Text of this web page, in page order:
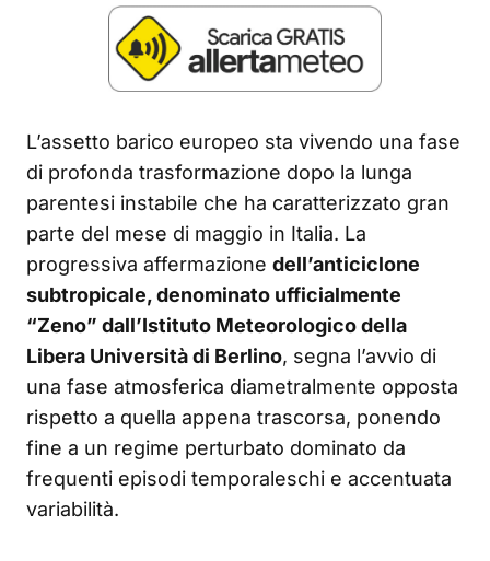
L’assetto barico europeo sta vivendo una fase
di profonda trasformazione dopo la lunga
parentesi instabile che ha caratterizzato gran
parte del mese di maggio in Italia. La
progressiva affermazione dell’anticiclone
subtropicale, denominato ufficialmente
“Zeno” dall’Istituto Meteorologico della
Libera Università di Berlino, segna l’avvio di
una fase atmosferica diametralmente opposta
rispetto a quella appena trascorsa, ponendo
fine a un regime perturbato dominato da
frequenti episodi temporaleschi e accentuata
variabilità.